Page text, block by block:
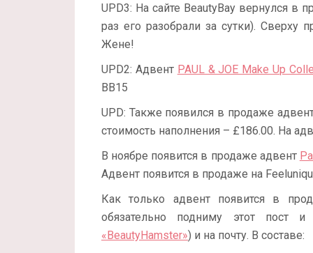
UPD3: На сайте BeautyBay вернулся в
раз его разобрали за сутки). Сверху
Жене!
UPD2: Адвент PAUL & JOE Make Up
BB15
UPD: Также появился в продаже
стоимость наполнения – £186.00. На
В ноябре появится в продаже адвент
Адвент появится в продаже на
Как только адвент появится в
обязательно подниму этот пост
«BeautyHamster») и на почту. В составе: